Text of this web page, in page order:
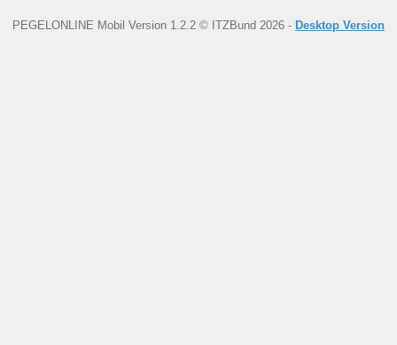
PEGELONLINE Mobil Version 1.2.2 © ITZBund 2026 - Desktop Version